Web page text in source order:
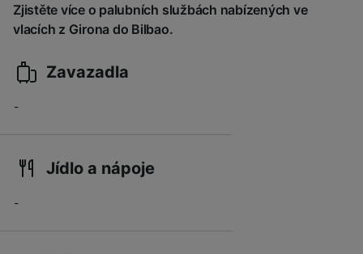
Zjistěte více o palubních službách nabízených ve
vlacích z Girona do Bilbao.
Zavazadla
-
Jídlo a nápoje
-